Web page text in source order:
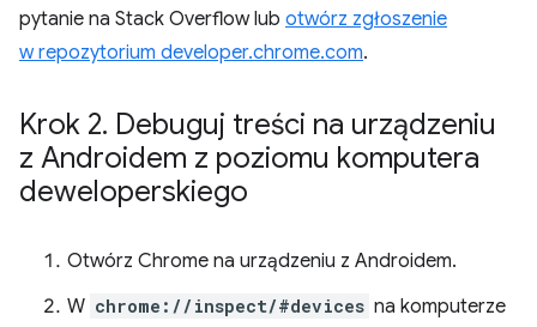
pytanie na Stack Overflow lub otwórz zgłoszenie
w repozytorium developer.chrome.com.
Krok 2. Debuguj treści na urządzeniu
z Androidem z poziomu komputera
deweloperskiego
Otwórz Chrome na urządzeniu z Androidem.
W chrome://inspect/#devices na komputerze